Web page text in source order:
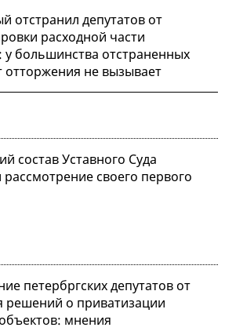
отстранил депутатов от
расходной части
большинства отстраненных
отторжения не вызывает
состав Уставного Суда
рассмотрение своего первого
петербргских депутатов от
решений о приватизации
мнения